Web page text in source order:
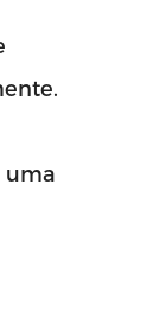
uma